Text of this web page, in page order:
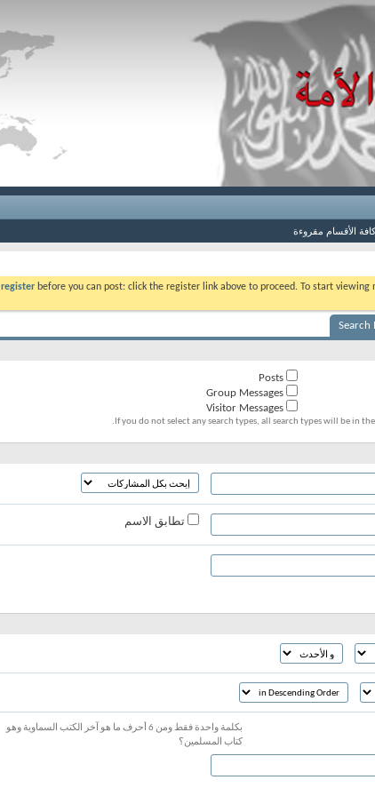
الأقسام مقروءة
register before you can post: click the register link above to proceed. To start
Search
If you do not select any search types, all search types will be in the
تطابق الاسم
بكلمة واحدة فقط ومن 6 أحرف ما هو آخر الكتب السماوية وهو
كتاب المسلمين؟